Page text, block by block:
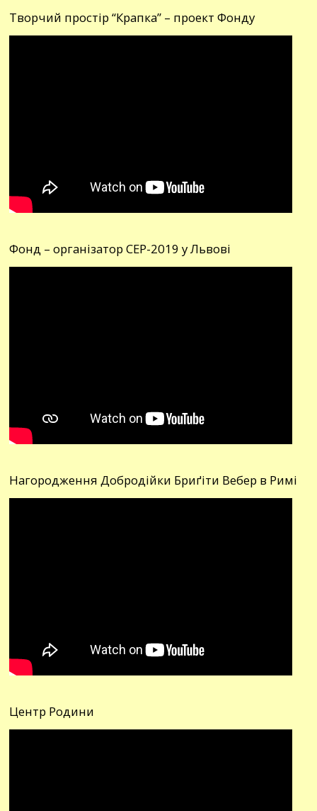
Творчий простір “Крапка” – проект Фонду
Фонд – організатор СЕР-2019 у Львові
Нагородження Добродійки Бриґіти Вебер в Римі
Центр Родини